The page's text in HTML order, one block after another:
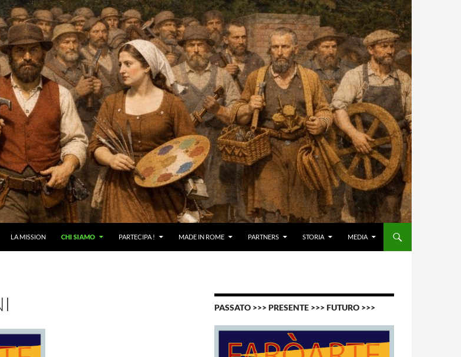
LA MISSION CHI SIAMO PARTECIPA ! MADE IN ROME PARTNERS STORIA MEDIA
PASSATO >>> PRESENTE >>> FUTURO >>>